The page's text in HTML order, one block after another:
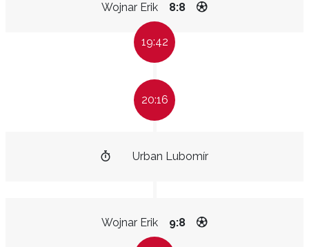
Wojnar Erik 8:8
19:42
20:16
Urban Lubomír
Wojnar Erik 9:8